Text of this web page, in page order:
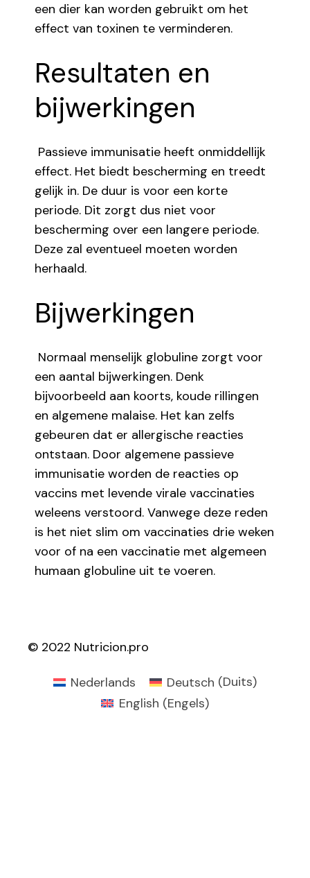
een dier kan worden gebruikt om het
effect van toxinen te verminderen.
Resultaten en
bijwerkingen
Passieve immunisatie heeft onmiddellijk
effect. Het biedt bescherming en treedt
gelijk in. De duur is voor een korte
periode. Dit zorgt dus niet voor
bescherming over een langere periode.
Deze zal eventueel moeten worden
herhaald.
Bijwerkingen
Normaal menselijk globuline zorgt voor
een aantal bijwerkingen. Denk
bijvoorbeeld aan koorts, koude rillingen
en algemene malaise. Het kan zelfs
gebeuren dat er allergische reacties
ontstaan. Door algemene passieve
immunisatie worden de reacties op
vaccins met levende virale vaccinaties
weleens verstoord. Vanwege deze reden
is het niet slim om vaccinaties drie weken
voor of na een vaccinatie met algemeen
humaan globuline uit te voeren.
© 2022 Nutricion.pro
Nederlands Deutsch (Duits)
English (Engels)